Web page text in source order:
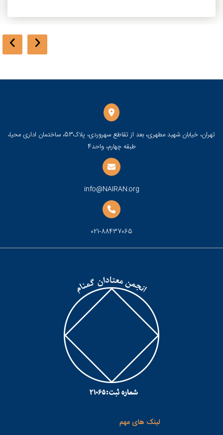
تهران، خیابان شهید مطهری، بعد از تقاطع سهروردی، پلاک53، ساختمان اداری محیا،
طبقه چهارم، واحد4
info@NAIRAN.org
021-88437065
لینک های مهم